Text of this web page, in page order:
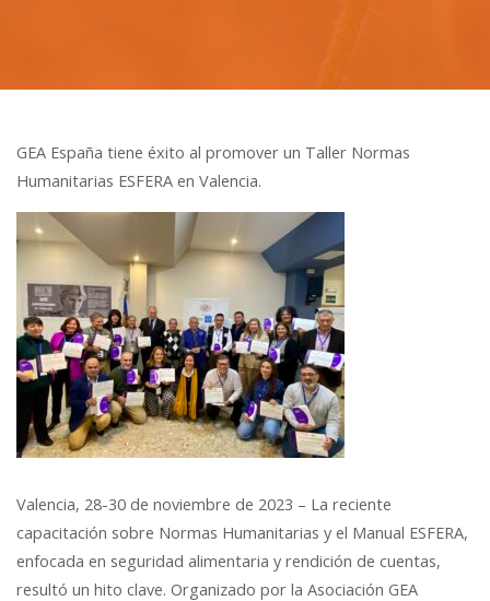
GEA España tiene éxito al promover un Taller Normas
Humanitarias ESFERA en Valencia.
Valencia, 28-30 de noviembre de 2023 – La reciente
capacitación sobre Normas Humanitarias y el Manual ESFERA,
enfocada en seguridad alimentaria y rendición de cuentas,
resultó un hito clave. Organizado por la Asociación GEA